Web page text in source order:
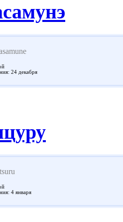
24 декабря
4 января